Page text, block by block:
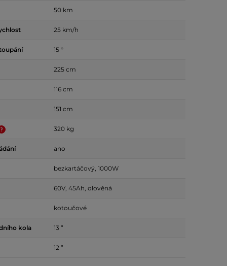
50 km
25 km/h
15 °
225 cm
116 cm
151 cm
320 kg
ano
bezkartáčový, 1000W
60V, 45Ah, olověná
kotoučové
kola 13 ʺ
12 ʺ